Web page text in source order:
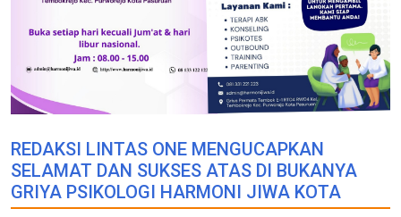
REDAKSI LINTAS ONE MENGUCAPKAN
SELAMAT DAN SUKSES ATAS DI BUKANYA
GRIYA PSIKOLOGI HARMONI JIWA KOTA